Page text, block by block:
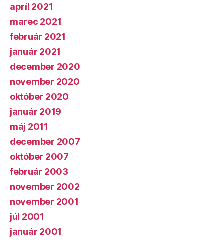
apríl 2021
marec 2021
február 2021
január 2021
december 2020
november 2020
október 2020
január 2019
máj 2011
december 2007
október 2007
február 2003
november 2002
november 2001
júl 2001
január 2001